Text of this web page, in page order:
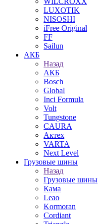
LUXOTIK
NISOSHI
iFree Original
FF
Sailun
АКБ
Назад
АКБ
Bosch
Global
Inci Formula
Volt
Tungstone
CAURA
Актех
VARTA
Next Level
Грузовые шины
Назад
Грузовые шины
Кама
Leao
Kormoran
Cordiant